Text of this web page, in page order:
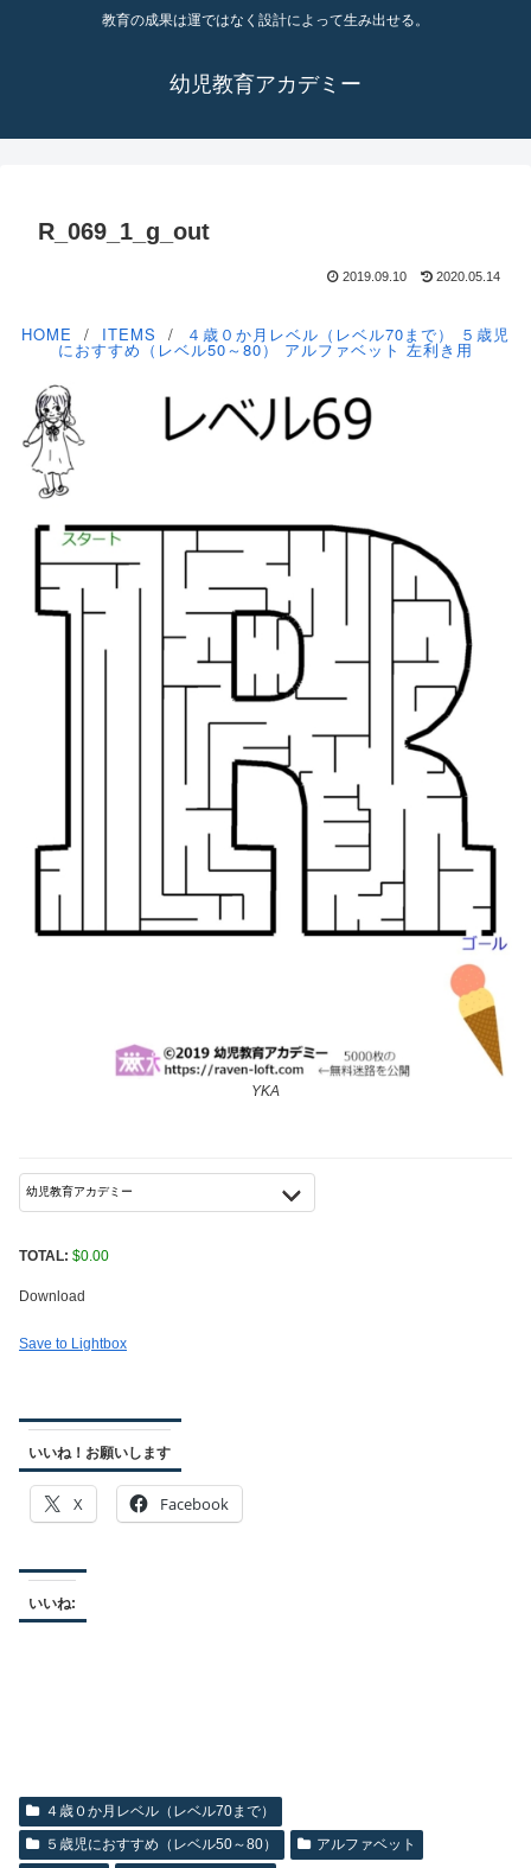
教育の成果は運ではなく設計によって生み出せる。
幼児教育アカデミー
R_069_1_g_out
2019.09.10 2020.05.14
HOME ITEMS ４歳０か月レベル（レベル70まで） ５歳児
におすすめ（レベル50～80） アルファベット 左利き用
YKA
TOTAL: $0.00
Download
Save to Lightbox
いいね！お願いします
X Facebook
いいね:
４歳０か月レベル（レベル70まで）
５歳児におすすめ（レベル50～80）
アルファベット